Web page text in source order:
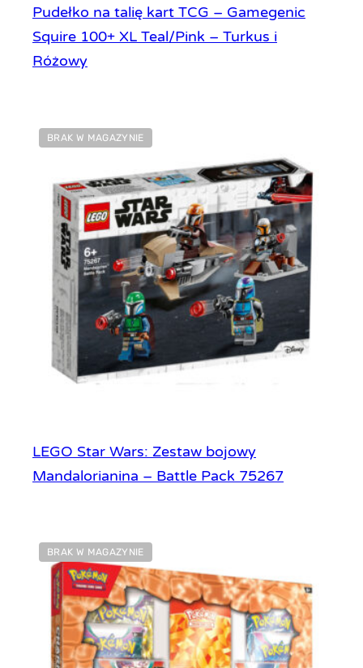
Pudełko na talię kart TCG – Gamegenic
Squire 100+ XL Teal/Pink – Turkus i
Różowy
LEGO Star Wars: Zestaw bojowy
Mandalorianina – Battle Pack 75267